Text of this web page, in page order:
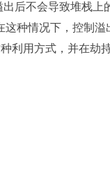
后不会导致堆栈上
种情况下，控制溢
利用方式，并在劫